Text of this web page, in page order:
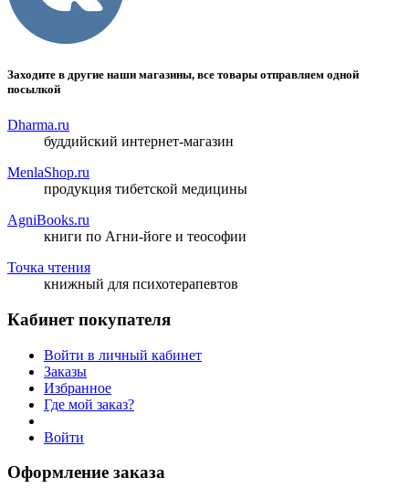
Заходите в другие наши магазины, все товары отправляем одной
посылкой
Dharma.ru
буддийский интернет-магазин
MenlaShop.ru
продукция тибетской медицины
AgniBooks.ru
книги по Агни-йоге и теософии
Точка чтения
книжный для психотерапевтов
Кабинет покупателя
Войти в личный кабинет
Заказы
Избранное
Где мой заказ?
Войти
Оформление заказа